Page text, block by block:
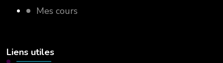
Mes cours
Liens utiles